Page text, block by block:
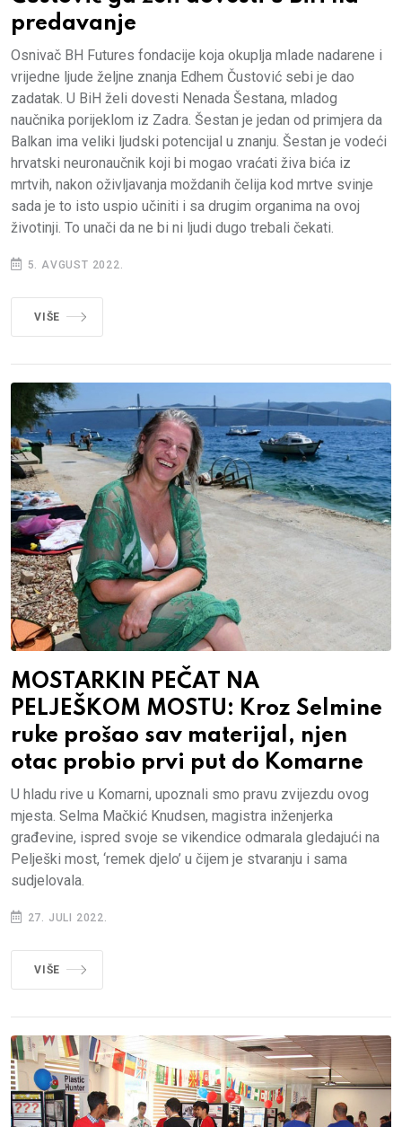
predavanje
Osnivač BH Futures fondacije koja okuplja mlade nadarene i
vrijedne ljude željne znanja Edhem Čustović sebi je dao
zadatak. U BiH želi dovesti Nenada Šestana, mladog
naučnika porijeklom iz Zadra. Šestan je jedan od primjera da
Balkan ima veliki ljudski potencijal u znanju. Šestan je vodeći
hrvatski neuronaučnik koji bi mogao vraćati živa bića iz
mrtvih, nakon oživljavanja moždanih čelija kod mrtve svinje
sada je to isto uspio učiniti i sa drugim organima na ovoj
životinji. To unači da ne bi ni ljudi dugo trebali čekati.
5. AVGUST 2022.
VIŠE
MOSTARKIN PEČAT NA
PELJEŠKOM MOSTU: Kroz Selmine
ruke prošao sav materijal, njen
otac probio prvi put do Komarne
U hladu rive u Komarni, upoznali smo pravu zvijezdu ovog
mjesta. Selma Mačkić Knudsen, magistra inženjerka
građevine, ispred svoje se vikendice odmarala gledajući na
Pelješki most, ‘remek djelo’ u čijem je stvaranju i sama
sudjelovala.
27. JULI 2022.
VIŠE